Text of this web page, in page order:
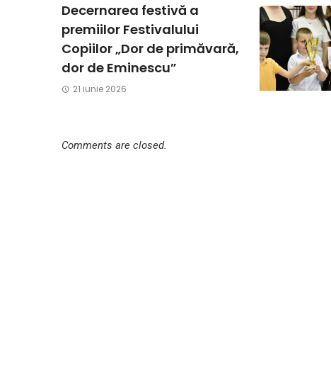
Decernarea festivă a
premiilor Festivalului
Copiilor „Dor de primăvară,
dor de Eminescu”
21 iunie 2026
Comments are closed.